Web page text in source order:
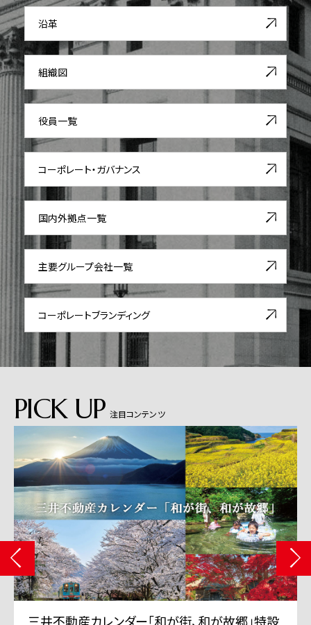
沿革
組織図
役員一覧
コーポレート・ガバナンス
国内外拠点一覧
主要グループ会社一覧
コーポレートブランディング
PICK UP 注目コンテンツ
三井不動産 TVCMシリーズ「三井のすずちゃん」